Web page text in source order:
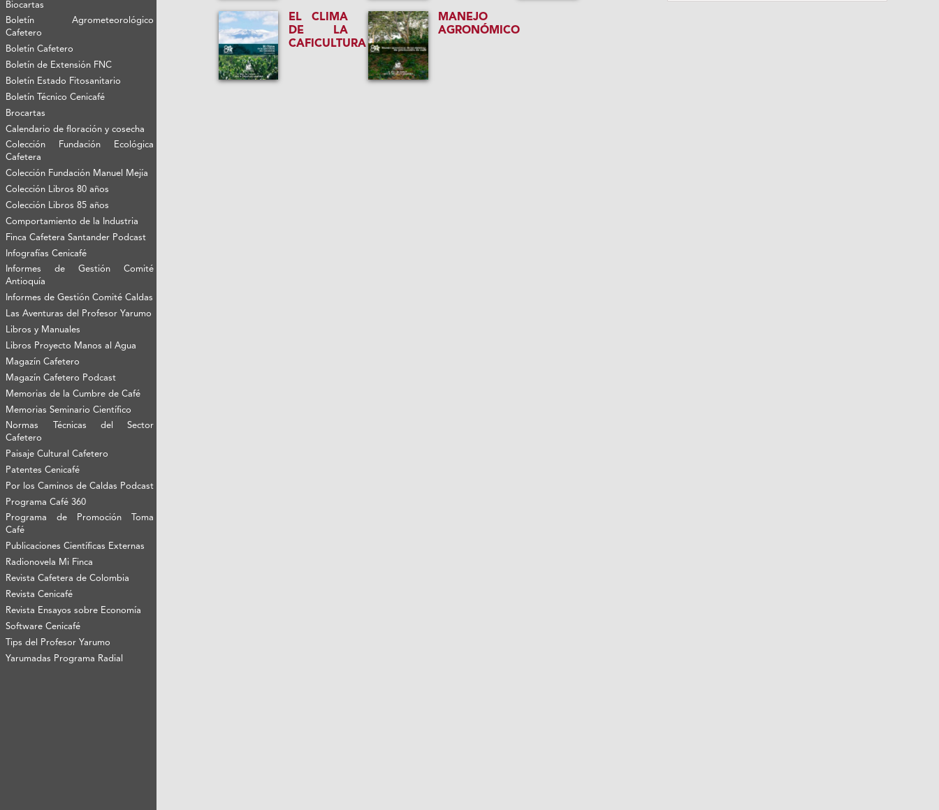
Biocartas
Boletín Agrometeorológico
Cafetero
Boletín Cafetero
Boletín de Extensión FNC
Boletín Estado Fitosanitario
Boletín Técnico Cenicafé
Brocartas
Calendario de floración y cosecha
Colección Fundación Ecológica
Cafetera
Colección Fundación Manuel Mejía
Colección Libros 80 años
Colección Libros 85 años
Comportamiento de la Industria
Finca Cafetera Santander Podcast
Infografías Cenicafé
Informes de Gestión Comité
Antioquía
Informes de Gestión Comité Caldas
Las Aventuras del Profesor Yarumo
Libros y Manuales
Libros Proyecto Manos al Agua
Magazín Cafetero
Magazín Cafetero Podcast
Memorias de la Cumbre de Café
Memorias Seminario Científico
Normas Técnicas del Sector
Cafetero
Paisaje Cultural Cafetero
Patentes Cenicafé
Por los Caminos de Caldas Podcast
Programa Café 360
Programa de Promoción Toma
Café
Publicaciones Científicas Externas
Radionovela Mi Finca
Revista Cafetera de Colombia
Revista Cenicafé
Revista Ensayos sobre Economía
Software Cenicafé
Tips del Profesor Yarumo
Yarumadas Programa Radial
EL CLIMA
DE LA
CAFICULTURA
MANEJO
AGRONÓMICO